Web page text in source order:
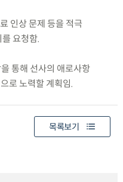
인상 문제 등을 적극
요청함.
통해 선사의 애로사항
로 노력할 계획임.
목록보기